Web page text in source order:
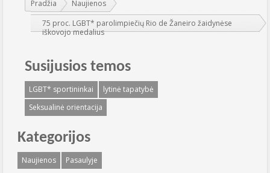
Pradžia
Naujienos
75 proc. LGBT* parolimpiečių Rio de Žaneiro žaidynėse
iškovojo medalius
Susijusios temos
LGBT* sportininkai
lytinė tapatybė
Seksualinė orientacija
Kategorijos
Naujienos Pasaulyje